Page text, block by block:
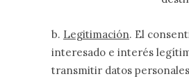
b. Legitimación. El
interesado e interés
transmitir datos